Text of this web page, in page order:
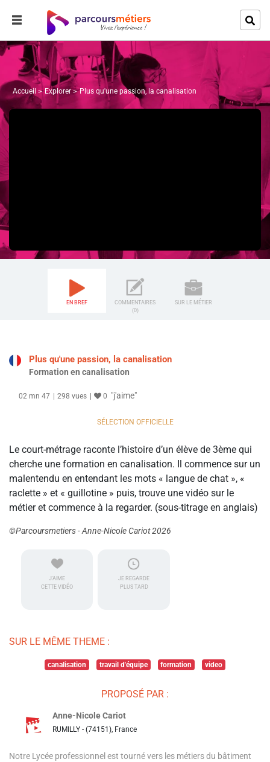
Accueil Explorer Plus qu'une passion, la canalisation
EN BREF
COMMENTAIRES
(0)
SUR LE MÉTIER
Plus qu'une passion, la canalisation
Formation en canalisation
02 mn 47 298 vues 0 "j'aime"
SÉLECTION OFFICIELLE
Le court-métrage raconte l’histoire d’un élève de 3ème qui
cherche une formation en canalisation. Il commence sur un
malentendu en entendant les mots « langue de chat », «
raclette » et « guillotine » puis, trouve une vidéo sur le
métier et commence à la regarder. (sous-titrage en anglais)
©Parcoursmetiers - Anne-Nicole Cariot 2026
J'AIME
CETTE VIDÉO
JE REGARDE
PLUS TARD
SUR LE MÊME THEME :
canalisation travail d'équipe formation video
PROPOSÉ PAR :
Anne-Nicole Cariot
RUMILLY - (74151), France
Notre Lycée professionnel est tourné vers les métiers du bâtiment